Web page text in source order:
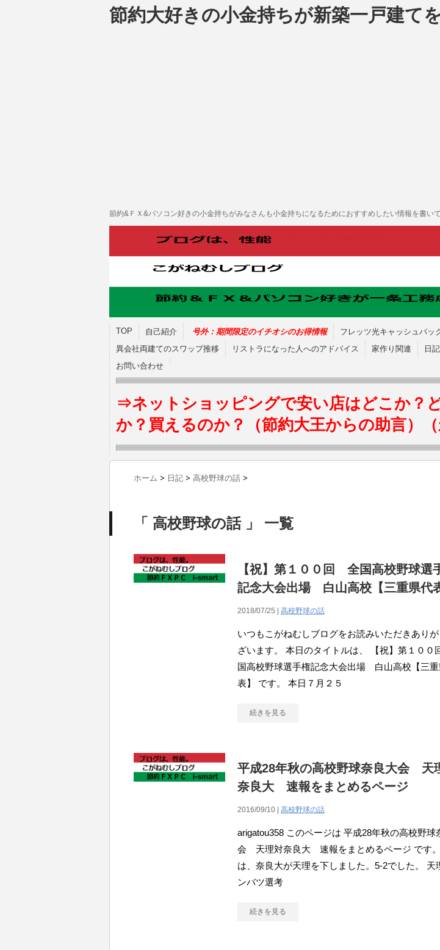
節約大好きの小金持ちが新築一戸建て
節約&ＦＸ&パソコン好きの小金持ちがみなさんも小金持ちになるためにおすすめしたい情報を書いて
TOP 自己紹介 号外：期間限定のイチオシのお得情報 フレッツ光キャッシュバッ
異会社両建てのスワップ推移
リストラになった人へのアドバイス 家作り関連 日記
お問い合わせ
⇒ネットショッピングで安い店はどこか？
か？買えるのか？（節約大王からの助言）
ホーム > 日記 > 高校野球の話 >
「 高校野球の話 」 一覧
【祝】第１００回 全国高校野球選
記念大会出場 白山高校【三重県代
2018/07/25 | 高校野球の話
いつもこがねむしブログをお読みいただきあり
ざいます。 本日のタイトルは、 【祝】第１０
国高校野球選手権記念大会出場 白山高校【三
表】 です。 本日７月２５
続きを見る
平成28年秋の高校野球奈良大会 天
奈良大 速報をまとめるページ
2016/09/10 | 高校野球の話
arigatou358 このページは 平成28年秋の高校野球
会 天理対奈良大 速報をまとめるページ です
は、奈良大が天理を下しました。5-2でした。 天
ンバツ選考
続きを見る